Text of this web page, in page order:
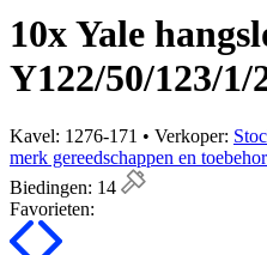
10x Yale
Y122/50/123/1/
Kavel: 1276-171 • Verkoper:
merk gereedschappen en
Biedingen: 14
Favorieten: